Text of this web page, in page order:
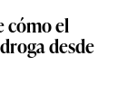
cómo el
desde